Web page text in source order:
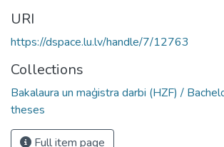
URI
https://dspace.lu.lv/handle/7/12763
Collections
Bakalaura un maģistra darbi (HZF) /
theses
Full item page